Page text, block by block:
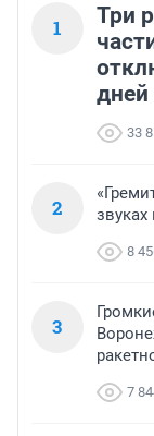
1
Три
33
2
8
3
7